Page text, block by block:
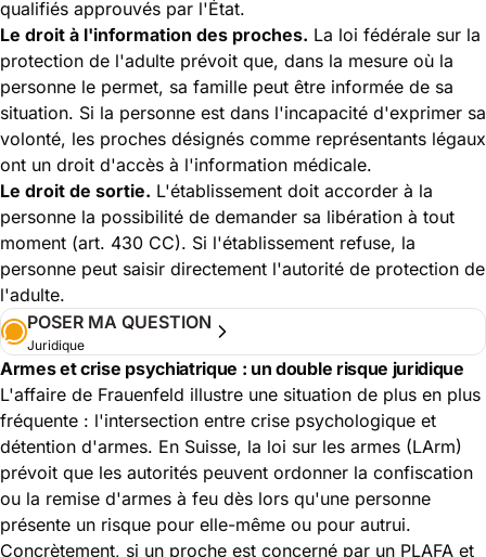
qualifiés approuvés par l'État.
Le droit à l'information des proches. La loi fédérale sur la
protection de l'adulte prévoit que, dans la mesure où la
personne le permet, sa famille peut être informée de sa
situation. Si la personne est dans l'incapacité d'exprimer sa
volonté, les proches désignés comme représentants légaux
ont un droit d'accès à l'information médicale.
Le droit de sortie. L'établissement doit accorder à la
personne la possibilité de demander sa libération à tout
moment (art. 430 CC). Si l'établissement refuse, la
personne peut saisir directement l'autorité de protection de
l'adulte.
POSER MA QUESTION
Juridique
Armes et crise psychiatrique : un double risque juridique
L'affaire de Frauenfeld illustre une situation de plus en plus
fréquente : l'intersection entre crise psychologique et
détention d'armes. En Suisse, la loi sur les armes (LArm)
prévoit que les autorités peuvent ordonner la confiscation
ou la remise d'armes à feu dès lors qu'une personne
présente un risque pour elle-même ou pour autrui.
Concrètement, si un proche est concerné par un PLAFA et